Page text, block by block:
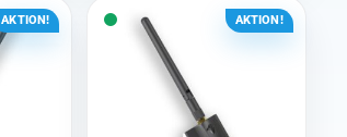
AKTION! AKTION!